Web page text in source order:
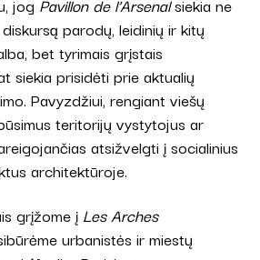
jog Pavillon de l’Arsenalsiekia ne
parodų, leidinių ir kitų
bet tyrimais grįstais
siekia prisidėti prie aktualių
Pavyzdžiui, rengiant viešų
teritorijų vystytojus ar
atsižvelgti į socialinius
architektūroje.
grįžome į Les Arches
urbanistės ir miestų